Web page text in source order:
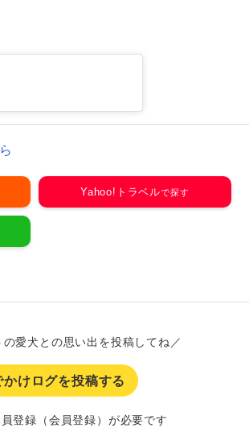
Yahoo!トラベル
愛犬との思い出を投稿してね／
かけログを投稿する
登録（会員登録）が必要です